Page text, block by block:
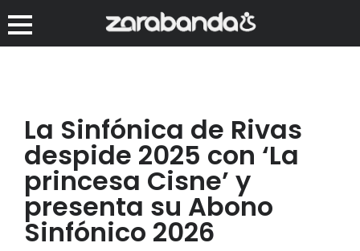
La Sinfónica de Rivas
despide 2025 con ‘La
princesa Cisne’ y
presenta su Abono
Sinfónico 2026